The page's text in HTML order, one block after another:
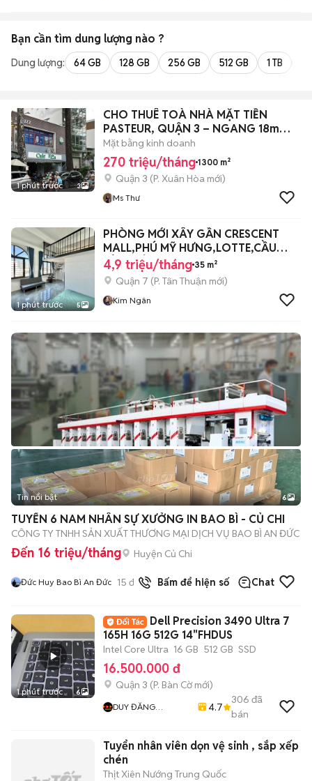
Bạn cần tìm dung lượng nào ?
Dung lượng: 64 GB 128 GB 256 GB 512 GB 1 TB
1 phút trước 3
CHO THUÊ TOÀ NHÀ MẶT TIỀN
PASTEUR, QUẬN 3 – NGANG 18m
DTSD ~1300M2
Mặt bằng kinh doanh
270 triệu/tháng 1300 m²
Quận 3 (P. Xuân Hòa mới)
Ms Thư
1 phút trước 5
PHÒNG MỚI XÂY GẦN CRESCENT
MALL,PHÚ MỸ HƯNG,LOTTE,CẦU
KÊNH TẺ,UFM,TDTU
4,9 triệu/tháng 35 m²
Quận 7 (P. Tân Thuận mới)
Kim Ngân
+2
Tin nổi bật 6
TUYỂN 6 NAM NHÂN SỰ XƯỞNG IN BAO BÌ - CỦ CHI
CÔNG TY TNHH SẢN XUẤT THƯƠNG MẠI DỊCH VỤ BAO BÌ AN ĐỨC
Đến 16 triệu/tháng Huyện Củ Chi
Đức Huy Bao Bì An Đức 15 đã bánBấm để hiện số Chat
1 phút trước 6
Dell Precision 3490 Ultra 7
165H 16G 512G 14"FHDUS
Intel Core Ultra 16 GB 512 GB SSD
16.500.000 đ
Quận 3 (P. Bàn Cờmới)
DUY ĐĂNG
4.7
306 đã
bán
Tuyển nhân viên dọn vệ sinh , sắp xếp
chén
Thịt Xiên Nướng Trung Quốc